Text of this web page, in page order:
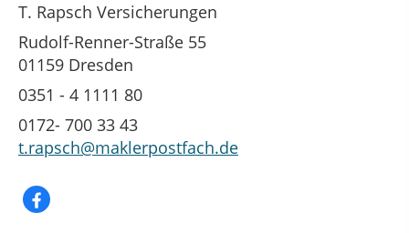
T. Rapsch Versicherungen
Rudolf-Renner-Straße 55
01159 Dresden
0351 - 4 1111 80
0172- 700 33 43
t.rapsch@maklerpostfach.de